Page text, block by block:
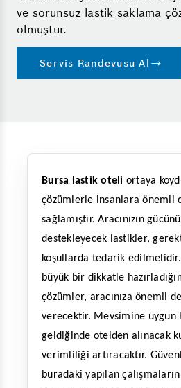
ve sorunsuz lastik saklama
olmuştur.
Servis Randevusu Al
Bursa lastik oteli ortaya
çözümlerle insanlara önemli
sağlamıştır. Aracınızın
destekleyecek lastikler,
koşullarda tedarik
büyük bir dikkatle
çözümler, aracınıza önemli
verecektir. Mevsimine uygun
geldiğinde otelden alınacak
verimliliği artıracaktır.
buradaki yapılan